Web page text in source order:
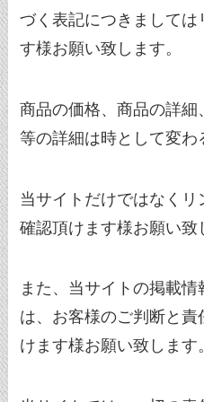
づく表記につきましては
す様お願い致します。
商品の価格、商品の詳
等の詳細は時として変わ
当サイトだけではなく
確認頂けます様お願い致
また、当サイトの掲載
は、お客様のご判断と
けます様お願い致します